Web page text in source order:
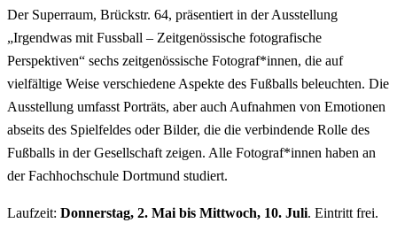
Der Superraum, Brückstr. 64, präsentiert in der Ausstellung
„Irgendwas mit Fussball – Zeitgenössische fotografische
Perspektiven“ sechs zeitgenössische Fotograf*innen, die auf
vielfältige Weise verschiedene Aspekte des Fußballs beleuchten. Die
Ausstellung umfasst Porträts, aber auch Aufnahmen von Emotionen
abseits des Spielfeldes oder Bilder, die die verbindende Rolle des
Fußballs in der Gesellschaft zeigen. Alle Fotograf*innen haben an
der Fachhochschule Dortmund studiert.
Laufzeit: Donnerstag, 2. Mai bis Mittwoch, 10. Juli. Eintritt frei.